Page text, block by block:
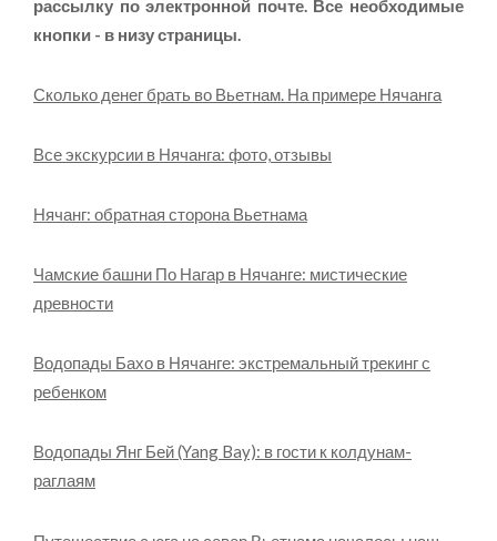
рассылку по электронной почте. Все необходимые
кнопки - в низу страницы.
Сколько денег брать во Вьетнам. На примере Нячанга
Все экскурсии в Нячанга: фото, отзывы
Нячанг: обратная сторона Вьетнама
Чамские башни По Нагар в Нячанге: мистические
древности
Водопады Бахо в Нячанге: экстремальный трекинг с
ребенком
Водопады Янг Бей (Yang Bay): в гости к колдунам-
раглаям